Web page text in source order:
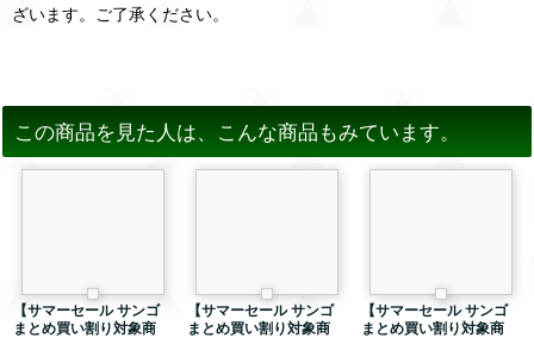
ざいます。ご了承ください。
この商品を見た人は、こんな商品もみています。
【サマーセール サンゴ
まとめ買い割り対象商
【サマーセール サンゴ
まとめ買い割り対象商
【サマーセール サンゴ
まとめ買い割り対象商